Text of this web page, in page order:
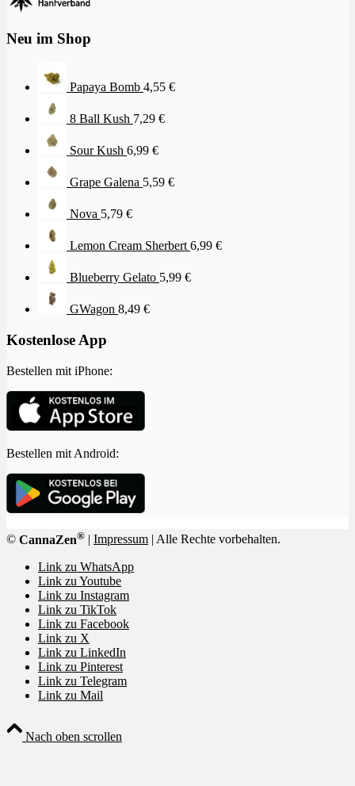
Neu im Shop
Papaya Bomb 4,55 €
8 Ball Kush 7,29 €
Sour Kush 6,99 €
Grape Galena 5,59 €
Nova 5,79 €
Lemon Cream Sherbert 6,99 €
Blueberry Gelato 5,99 €
GWagon 8,49 €
Kostenlose App
Bestellen mit iPhone:
Bestellen mit Android:
© CannaZen® Impressum | Alle Rechte vorbehalten.
Link zu WhatsApp
Link zu Youtube
Link zu Instagram
Link zu TikTok
Link zu Facebook
Link zu X
Link zu LinkedIn
Link zu Pinterest
Link zu Telegram
Link zu Mail
Nach oben scrollen